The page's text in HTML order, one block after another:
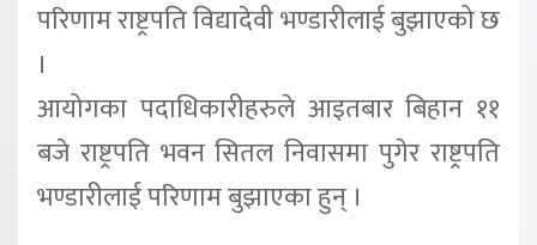
परिणाम राष्ट्रपति विद्यादेवी भण्डारीलाई बुझाएको छ
।
आयोगका पदाधिकारीहरुले आइतबार बिहान ११
बजे राष्ट्रपति भवन सितल निवासमा पुगेर राष्ट्रपति
भण्डारीलाई परिणाम बुझाएका हुन् ।